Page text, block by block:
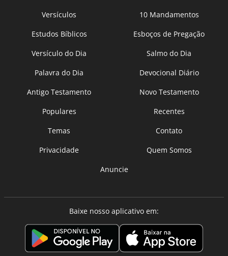
Versículos
10 Mandamentos
Estudos Bíblicos
Esboços de Pregação
Versículo do Dia
Salmo do Dia
Palavra do Dia
Devocional Diário
Antigo Testamento
Novo Testamento
Populares
Recentes
Temas
Contato
Privacidade
Quem Somos
Anuncie
Baixe nosso aplicativo em: